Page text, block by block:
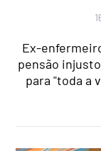
Ex-
pensão
para "toda a